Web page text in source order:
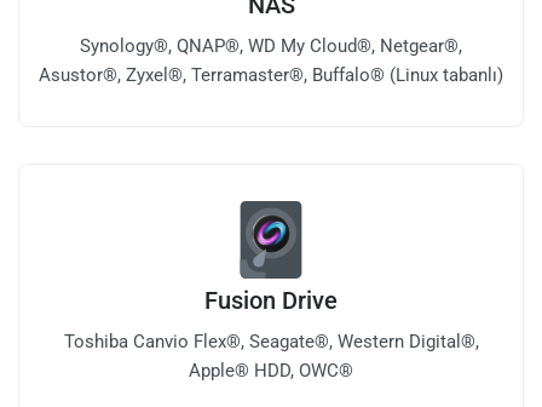
Synology®, QNAP®, WD My Cloud®, Netgear®,
Asustor®, Zyxel®, Terramaster®, Buffalo® (Linux tabanlı)
Fusion Drive
Toshiba Canvio Flex®, Seagate®, Western Digital®,
Apple® HDD, OWC®